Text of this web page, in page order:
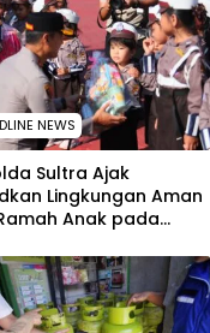
NEWS
Sultra Ajak
Lingkungan Aman
Anak pada
2026